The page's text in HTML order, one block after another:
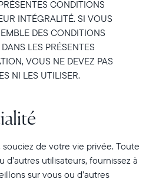
CONDITIONS
INTÉGRALITÉ. SI VOUS
DES CONDITIONS
LES PRÉSENTES
VOUS NE DEVEZ PAS
NI LES UTILISER.
de votre vie privée. Toute
d’autres utilisateurs, fournissez à
sur vous ou d’autres